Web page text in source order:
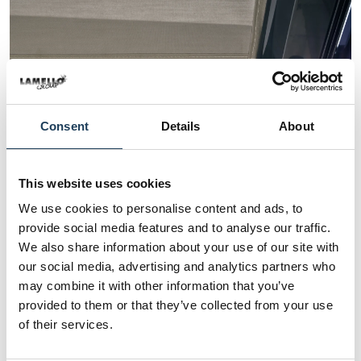
Consent Details About
This website uses cookies
We use cookies to personalise content and ads, to
provide social media features and to analyse our traffic.
We also share information about your use of our site with
our social media, advertising and analytics partners who
may combine it with other information that you’ve
provided to them or that they’ve collected from your use
of their services.
Details und Varianten